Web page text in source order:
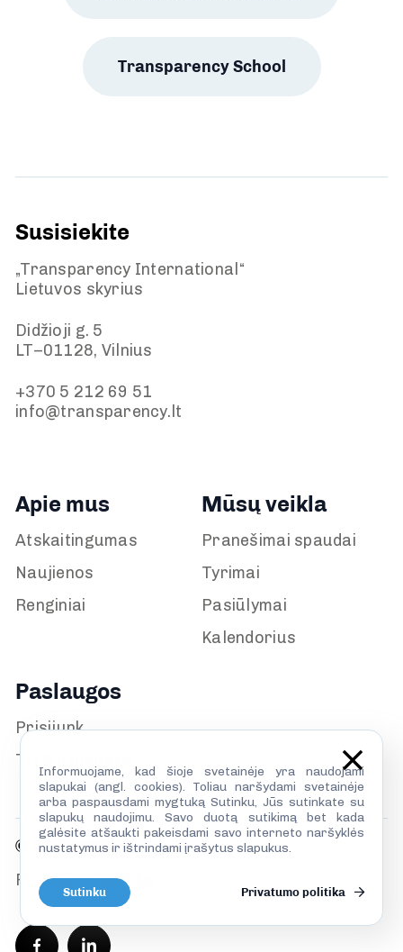
Transparency School
Susisiekite
„Transparency International“
Lietuvos skyrius
Didžioji g. 5
LT–01128, Vilnius
+370 5 212 69 51
info@transparency.lt
Apie mus
Atskaitingumas
Naujienos
Renginiai
Mūsų veikla
Pranešimai spaudai
Tyrimai
Pasiūlymai
Kalendorius
Paslaugos
Prisijunk
TILS biblioteka
© TILS 2026
Privatumo politika
Informuojame, kad šioje svetainėje yra naudojami
slapukai (angl. cookies). Toliau naršydami svetainėje
arba paspausdami mygtuką Sutinku, Jūs sutinkate su
slapukų naudojimu. Savo duotą sutikimą bet kada
galėsite atšaukti pakeisdami savo interneto naršyklės
nustatymus ir ištrindami įrašytus slapukus.
Sutinku Privatumo politika